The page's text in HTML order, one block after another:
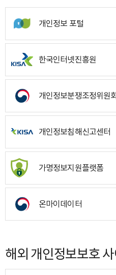
개인정보 포털
한국인터넷진흥원
개인정보분쟁조정위원
개인정보침해신고센터
가명정보지원플랫폼
온마이데이터
해외 개인정보보호